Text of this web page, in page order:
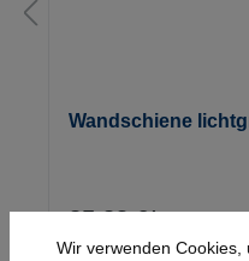
Wandschiene
25,23 €*
Wir verwenden